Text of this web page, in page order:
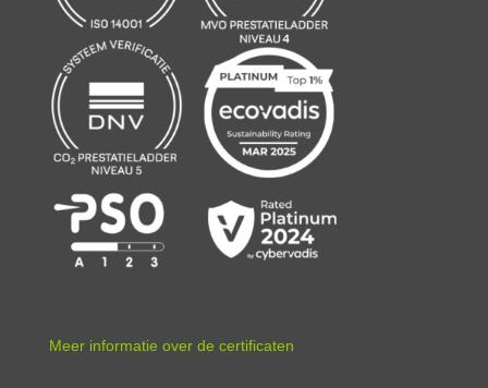
Meer informatie over de certificaten